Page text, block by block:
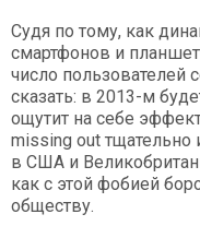
Судя по тому, как
смартфонов и
число пользователей
сказать: в 2013-м
ощутит на себе
missing out тщательно
в США и
как с этой фобией
обществу.